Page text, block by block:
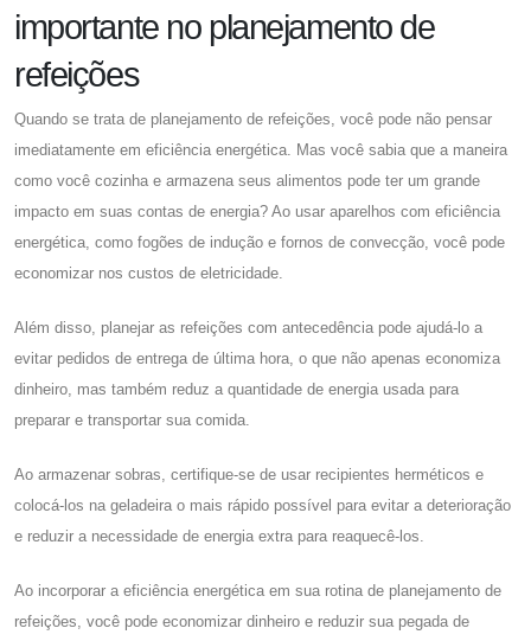
importante no planejamento de
refeições
Quando se trata de planejamento de refeições, você pode não pensar
imediatamente em eficiência energética. Mas você sabia que a maneira
como você cozinha e armazena seus alimentos pode ter um grande
impacto em suas contas de energia? Ao usar aparelhos com eficiência
energética, como fogões de indução e fornos de convecção, você pode
economizar nos custos de eletricidade.
Além disso, planejar as refeições com antecedência pode ajudá-lo a
evitar pedidos de entrega de última hora, o que não apenas economiza
dinheiro, mas também reduz a quantidade de energia usada para
preparar e transportar sua comida.
Ao armazenar sobras, certifique-se de usar recipientes herméticos e
colocá-los na geladeira o mais rápido possível para evitar a deterioração
e reduzir a necessidade de energia extra para reaquecê-los.
Ao incorporar a eficiência energética em sua rotina de planejamento de
refeições, você pode economizar dinheiro e reduzir sua pegada de